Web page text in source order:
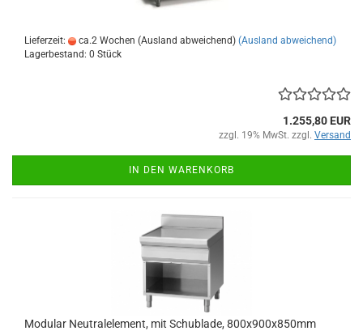
Lieferzeit: ca.2 Wochen (Ausland abweichend) (Ausland abweichend)
Lagerbestand: 0 Stück
1.255,80 EUR
zzgl. 19% MwSt. zzgl. Versand
IN DEN WARENKORB
Modular Neutralelement, mit Schublade, 800x900x850mm